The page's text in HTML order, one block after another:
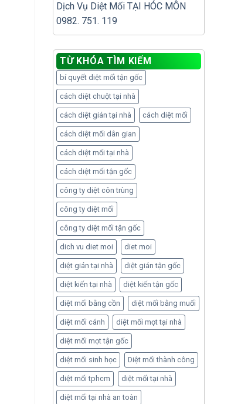
Dịch Vụ Diệt Mối TẠI HÓC MÔN
0982. 751. 119
TỪ KHÓA TÌM KIẾM
bí quyết diệt mối tận gốc
cách diệt chuột tại nhà
cách diệt gián tại nhà cách diệt mối
cách diệt mối dân gian
cách diệt mối tại nhà
cách diệt mối tận gốc
công ty diệt côn trùng
công ty diệt mối
công ty diệt mối tận gốc
dich vu diet moi diet moi
diệt gián tại nhà diệt gián tận gốc
diệt kiến tại nhà diệt kiến tận gốc
diệt mối bằng cồn diệt mối bằng muối
diệt mối cánh diệt mối mọt tại nhà
diệt mối mọt tận gốc
diệt mối sinh học Diệt mối thành công
diệt mối tphcm diệt mối tại nhà
diệt mối tại nhà an toàn